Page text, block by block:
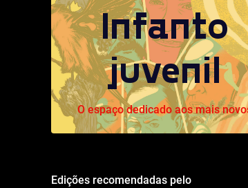
Infanto
juvenil
O espaço dedicado aos mais
Edições recomendadas pelo